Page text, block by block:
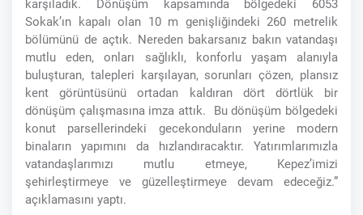
karşıladık. Dönüşüm kapsamında bölgedeki 6053
Sokak’ın kapalı olan 10 m genişliğindeki 260 metrelik
bölümünü de açtık. Nereden bakarsanız bakın vatandaşı
mutlu eden, onları sağlıklı, konforlu yaşam alanıyla
buluşturan, talepleri karşılayan, sorunları çözen, plansız
kent görüntüsünü ortadan kaldıran dört dörtlük bir
dönüşüm çalışmasına imza attık. Bu dönüşüm bölgedeki
konut parsellerindeki gecekonduların yerine modern
binaların yapımını da hızlandıracaktır. Yatırımlarımızla
vatandaşlarımızı mutlu etmeye, Kepez’imizi
şehirleştirmeye ve güzelleştirmeye devam edeceğiz.”
açıklamasını yaptı.